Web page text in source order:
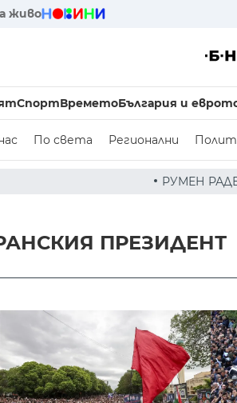
живо
СпортВреметоБългария и
По света Регионални
РУМЕН РАДЕВ СЛЕД
ПРЕЗИДЕНТ